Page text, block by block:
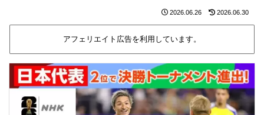
2026.06.26 2026.06.30
アフェリエイト広告を利用しています。